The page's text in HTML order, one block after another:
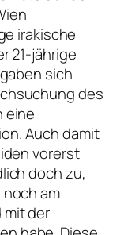
irakische
21-jährige
sich
des
eine
Auch damit
vorerst
doch zu,
am
der